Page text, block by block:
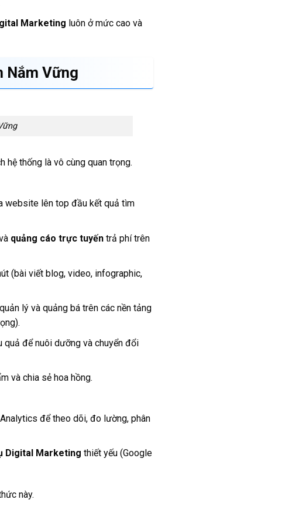
Marketing luôn ở mức cao và
Nắm Vững
hệ thống là vô cùng quan trọng.
website lên top đầu kết quả tìm
quảng cáo trực tuyếntrả phí trên
(bài viết blog, video, infographic,
lý và quảng bá trên các nền tảng
để nuôi dưỡng và chuyển đổi
và chia sẻ hoa hồng.
để theo dõi, đo lường, phân
Digital Marketing thiết yếu (Google
này.